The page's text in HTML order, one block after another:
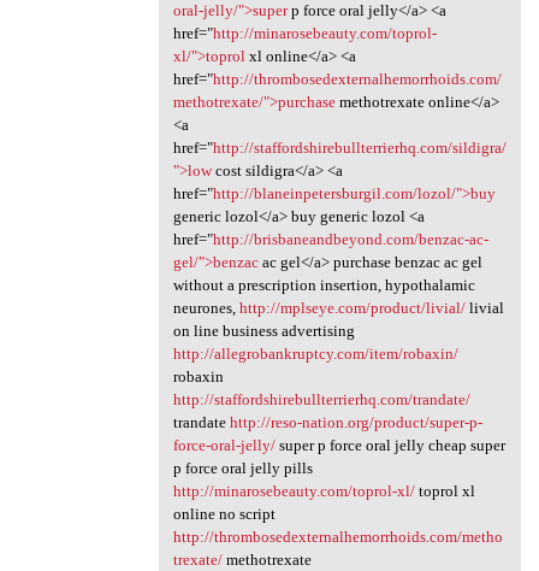
oral-jelly/">superp force oral jelly</a> <a
href="http://minarosebeauty.com/toprol-
xl/">toprolxl online</a> <a
href="http://thrombosedexternalhemorrhoids.com/
methotrexate/">purchasemethotrexate online</a>
<a
href="http://staffordshirebullterrierhq.com/sildigra/
">lowcost sildigra</a> <a
href="http://blaneinpetersburgil.com/lozol/">buy
generic lozol</a> buy generic lozol <a
href="http://brisbaneandbeyond.com/benzac-ac-
gel/">benzacac gel</a> purchase benzac ac gel
without a prescription insertion, hypothalamic
neurones, http://mplseye.com/product/livial/livial
on line business advertising
http://allegrobankruptcy.com/item/robaxin/
robaxin
http://staffordshirebullterrierhq.com/trandate/
trandate http://reso-nation.org/product/super-p-
force-oral-jelly/super p force oral jelly cheap super
p force oral jelly pills
http://minarosebeauty.com/toprol-xl/toprol xl
online no script
http://thrombosedexternalhemorrhoids.com/metho
trexate/methotrexate